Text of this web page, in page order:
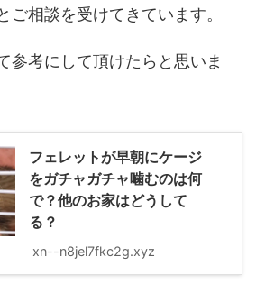
ご相談を受けてきています。
参考にして頂けたらと思いま
フェレットが早朝にケージ
をガチャガチャ噛むのは何
で？他のお家はどうして
る？
xn--n8jel7fkc2g.xyz